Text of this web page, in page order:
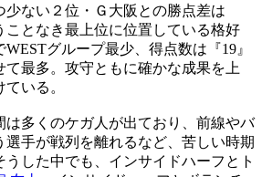
少ない２位・Ｇ大阪との勝点差は
ことなき最上位に位置している格好
グループ最少、得点数は『19』
て最多。攻守ともに確かな成果を上
いる。
は多くのケガ人が出ており、前線やバ
選手が戦列を離れるなど、苦しい時期
した中でも、インサイドハーフとト